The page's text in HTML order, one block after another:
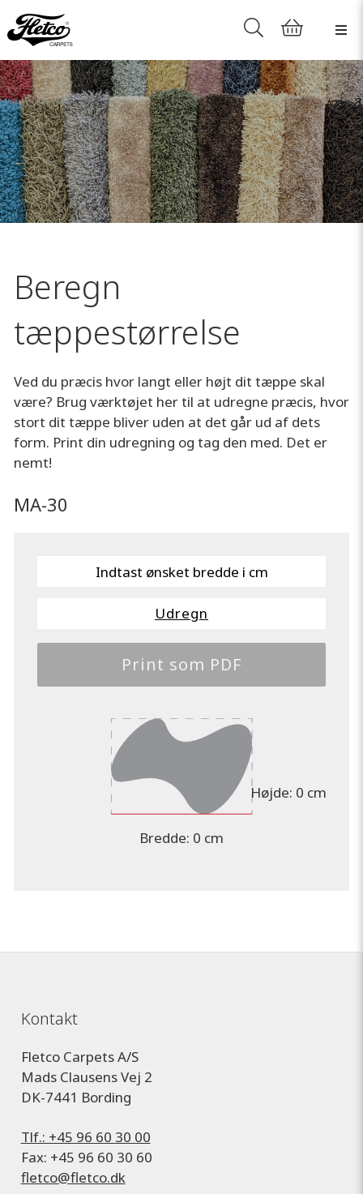
Beregn
tæppestørrelse
Ved du præcis hvor langt eller højt dit tæppe skal
være? Brug værktøjet her til at udregne præcis, hvor
stort dit tæppe bliver uden at det går ud af dets
form. Print din udregning og tag den med. Det er
nemt!
MA-30
Udregn
Print som PDF
Bredde: 0 cm
Højde: 0 cm
Kontakt
Fletco Carpets A/S
Mads Clausens Vej 2
DK-7441 Bording
Tlf.: +45 96 60 30 00
Fax: +45 96 60 30 60
fletco@fletco.dk